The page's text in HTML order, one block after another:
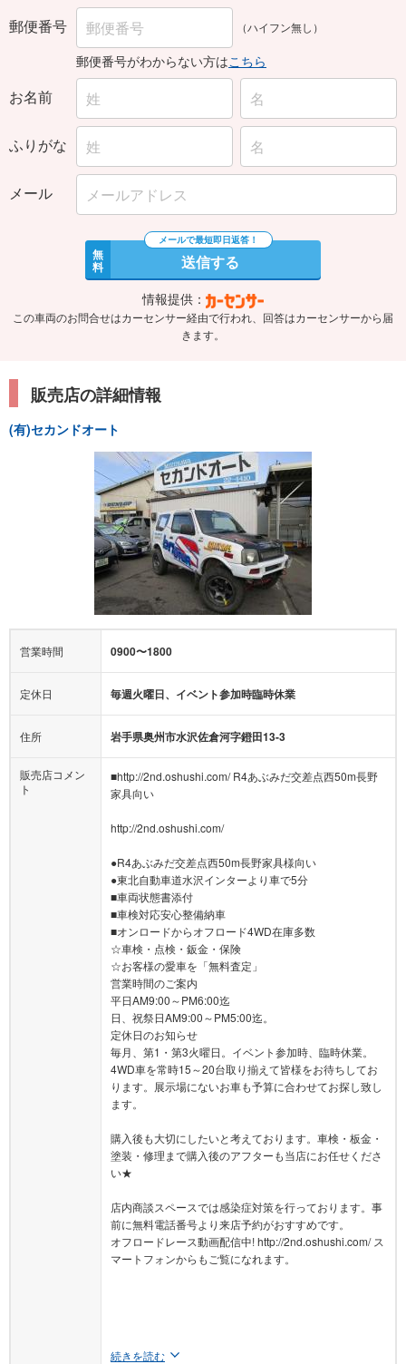
郵便番号 （ハイフン無し）
郵便番号がわからない方はこちら
お名前
ふりがな
メール
無
料 送信する
情報提供：
この車両のお問合せはカーセンサー経由で行われ、回答はカーセンサーから届
きます。
販売店の詳細情報
(有)セカンドオート
営業時間 0900〜1800
定休日 毎週火曜日、イベント参加時臨時休業
住所 岩手県奥州市水沢佐倉河字鐙田13-3
販売店コメン
ト
■http://2nd.oshushi.com/ R4あぶみだ交差点西50m長野
家具向い
http://2nd.oshushi.com/
●R4あぶみだ交差点西50m長野家具様向い
●東北自動車道水沢インターより車で5分
■車両状態書添付
■車検対応安心整備納車
■オンロードからオフロード4WD在庫多数
☆車検・点検・鈑金・保険
☆お客様の愛車を「無料査定」
営業時間のご案内
平日AM9:00～PM6:00迄
日、祝祭日AM9:00～PM5:00迄。
定休日のお知らせ
毎月、第1・第3火曜日。イベント参加時、臨時休業。
4WD車を常時15～20台取り揃えて皆様をお待ちしてお
ります。展示場にないお車も予算に合わせてお探し致し
ます。
購入後も大切にしたいと考えております。車検・板金・
塗装・修理まで購入後のアフターも当店にお任せくださ
い★
店内商談スペースでは感染症対策を行っております。事
前に無料電話番号より来店予約がおすすめです。
オフロードレース動画配信中! http://2nd.oshushi.com/ ス
マートフォンからもご覧になれます。
続きを読む